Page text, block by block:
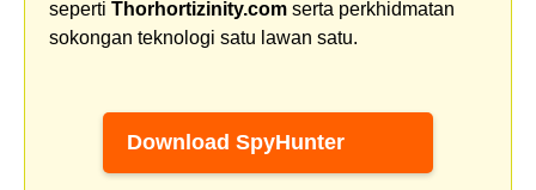
seperti Thorhortizinity.com serta perkhidmatan
sokongan teknologi satu lawan satu.
Download SpyHunter